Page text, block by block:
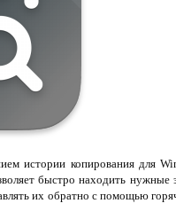
истории копирования для
быстро находить
их обратно с помощью